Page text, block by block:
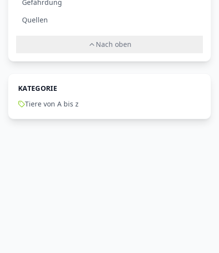
Gefährdung
Quellen
Nach oben
KATEGORIE
Tiere von A bis z